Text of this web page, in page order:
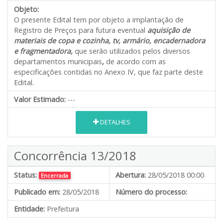
Objeto:
O presente Edital tem por objeto a implantação de
Registro de Preços para futura eventual aquisição de
materiais de copa e cozinha, tv, armário, encadernadora
e fragmentadora, que serão utilizados pelos diversos
departamentos municipais, de acordo com as
especificações contidas no Anexo IV, que faz parte deste
Edital.
Valor Estimado: ---
DETALHES
Concorrência 13/2018
Status: Encerrada Abertura: 28/05/2018 00:00
Publicado em: 28/05/2018
Número do processo:
Entidade: Prefeitura